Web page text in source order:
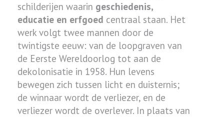
schilderijen waarin geschiedenis,
educatie en erfgoed centraal staan. Het
werk volgt twee mannen door de
twintigste eeuw: van de loopgraven van
de Eerste Wereldoorlog tot aan de
dekolonisatie in 1958. Hun levens
bewegen zich tussen licht en duisternis;
de winnaar wordt de verliezer, en de
verliezer wordt de overlever. In plaats van